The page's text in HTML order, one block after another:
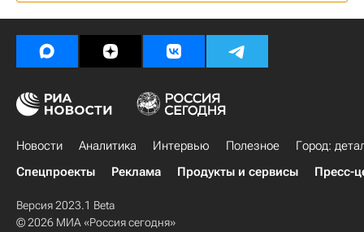
Новости Аналитика Интервью Полезное
Город:
Спецпроекты
Реклама Продукты и сервисы Пресс-
Версия 2023.1 Beta
© 2026 МИА «Россия сегодня»